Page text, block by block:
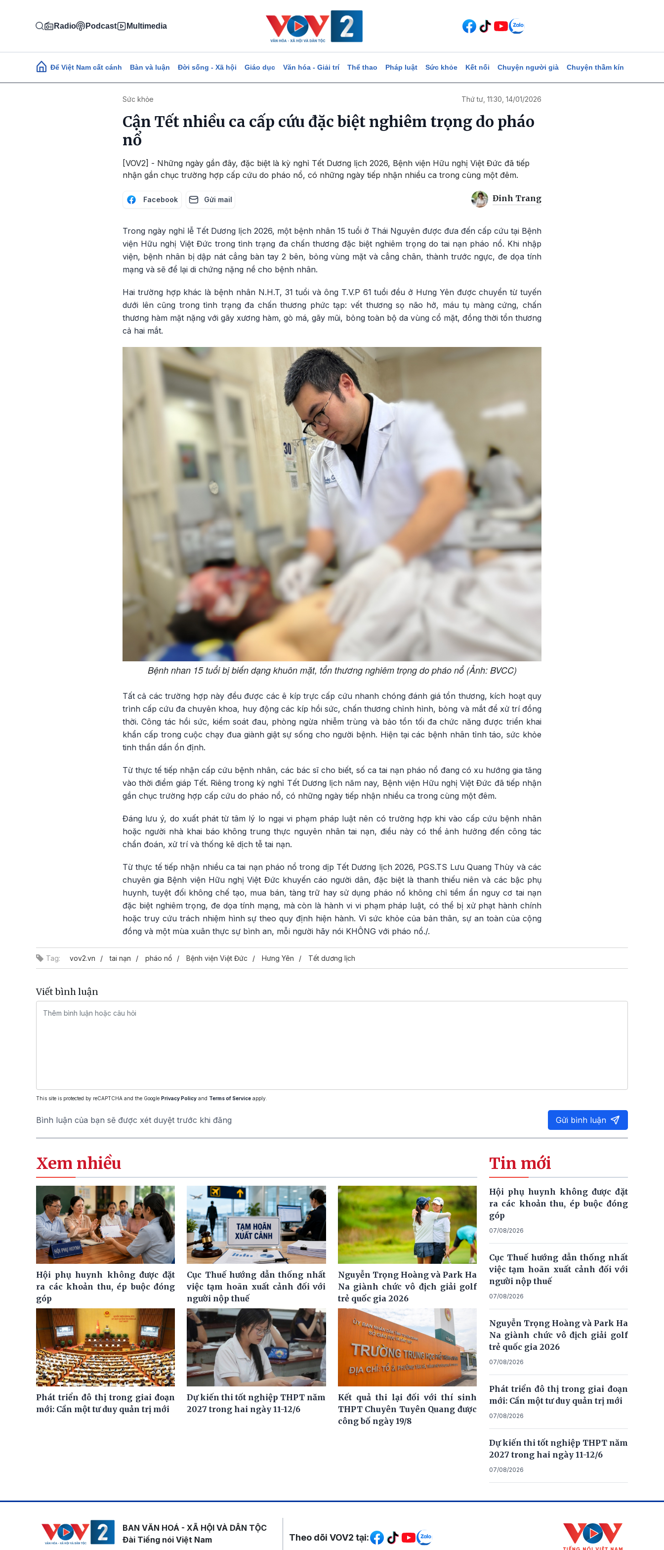
Radio Podcast Multimedia
Main navigation
Để Việt Nam cất cánh Bàn và luận Đời sống - Xã hội Giáo dục Văn hóa - Giải trí Thể thao Pháp luật Sức khỏe Kết nối Chuyện người già Chuyện thầm kín
Sức khỏe Thứ tư, 11:30, 14/01/2026
Cận Tết nhiều ca cấp cứu đặc biệt nghiêm trọng do pháo
nổ
[VOV2] - Những ngày gần đây, đặc biệt là kỳ nghỉ Tết Dương lịch 2026, Bệnh viện Hữu nghị Việt Đức đã tiếp
nhận gần chục trường hợp cấp cứu do pháo nổ, có những ngày tiếp nhận nhiều ca trong cùng một đêm.
Facebook Gửi mail Đinh Trang
Trong ngày nghỉ lễ Tết Dương lịch 2026, một bệnh nhân 15 tuổi ở Thái Nguyên được đưa đến cấp cứu tại Bệnh
viện Hữu nghị Việt Đức trong tình trạng đa chấn thương đặc biệt nghiêm trọng do tai nạn pháo nổ. Khi nhập
viện, bệnh nhân bị dập nát cẳng bàn tay 2 bên, bỏng vùng mặt và cẳng chân, thành trước ngực, đe dọa tính
mạng và sẽ để lại di chứng nặng nề cho bệnh nhân.
Hai trường hợp khác là bệnh nhân N.H.T, 31 tuổi và ông T.V.P 61 tuổi đều ở Hưng Yên được chuyển từ tuyến
dưới lên cũng trong tình trạng đa chấn thương phức tạp: vết thương sọ não hở, máu tụ màng cứng, chấn
thương hàm mặt nặng với gãy xương hàm, gò má, gãy mũi, bỏng toàn bộ da vùng cổ mặt, đồng thời tổn thương
cả hai mắt.
Bệnh nhan 15 tuổi bị biến dạng khuôn mặt, tổn thương nghiêm trọng do pháo nổ (Ảnh: BVCC)
Tất cả các trường hợp này đều được các ê kíp trực cấp cứu nhanh chóng đánh giá tổn thương, kích hoạt quy
trình cấp cứu đa chuyên khoa, huy động các kíp hồi sức, chấn thương chỉnh hình, bỏng và mắt để xử trí đồng
thời. Công tác hồi sức, kiểm soát đau, phòng ngừa nhiễm trùng và bảo tồn tối đa chức năng được triển khai
khẩn cấp trong cuộc chạy đua giành giật sự sống cho người bệnh. Hiện tại các bệnh nhân tỉnh táo, sức khỏe
tinh thần dần ổn định.
Từ thực tế tiếp nhận cấp cứu bệnh nhân, các bác sĩ cho biết, số ca tai nạn pháo nổ đang có xu hướng gia tăng
vào thời điểm giáp Tết. Riêng trong kỳ nghỉ Tết Dương lịch năm nay, Bệnh viện Hữu nghị Việt Đức đã tiếp nhận
gần chục trường hợp cấp cứu do pháo nổ, có những ngày tiếp nhận nhiều ca trong cùng một đêm.
Đáng lưu ý, do xuất phát từ tâm lý lo ngại vi phạm pháp luật nên có trường hợp khi vào cấp cứu bệnh nhân
hoặc người nhà khai báo không trung thực nguyên nhân tai nạn, điều này có thể ảnh hưởng đến công tác
chẩn đoán, xử trí và thống kê dịch tễ tai nạn.
Từ thực tế tiếp nhận nhiều ca tai nạn pháo nổ trong dịp Tết Dương lịch 2026, PGS.TS Lưu Quang Thùy và các
chuyên gia Bệnh viện Hữu nghị Việt Đức khuyến cáo người dân, đặc biệt là thanh thiếu niên và các bậc phụ
huynh, tuyệt đối không chế tạo, mua bán, tàng trữ hay sử dụng pháo nổ không chỉ tiềm ẩn nguy cơ tai nạn
đặc biệt nghiêm trọng, đe dọa tính mạng, mà còn là hành vi vi phạm pháp luật, có thể bị xử phạt hành chính
hoặc truy cứu trách nhiệm hình sự theo quy định hiện hành. Vì sức khỏe của bản thân, sự an toàn của cộng
đồng và một mùa xuân thực sự bình an, mỗi người hãy nói KHÔNG với pháo nổ./.
Tag: vov2.vn tai nạn pháo nổ Bệnh viện Việt Đức Hưng Yên Tết dương lịch
Viết bình luận
This site is protected by reCAPTCHA and the Google Privacy Policy and Terms of Service apply.
Bình luận của bạn sẽ được xét duyệt trước khi đăng Gửi bình luận
Xem nhiều
Hội phụ huynh không được đặt
ra các khoản thu, ép buộc đóng
góp
Cục Thuế hướng dẫn thống nhất
việc tạm hoãn xuất cảnh đối với
người nộp thuế
Nguyễn Trọng Hoàng và Park Ha
Na giành chức vô địch giải golf
trẻ quốc gia 2026
Phát triển đô thị trong giai đoạn
mới: Cần một tư duy quản trị mới
Dự kiến thi tốt nghiệp THPT năm
2027 trong hai ngày 11-12/6
Kết quả thi lại đối với thí sinh
THPT Chuyên Tuyên Quang được
công bố ngày 19/8
Tin mới
Hội phụ huynh không được đặt
ra các khoản thu, ép buộc đóng
góp
07/08/2026
Cục Thuế hướng dẫn thống nhất
việc tạm hoãn xuất cảnh đối với
người nộp thuế
07/08/2026
Nguyễn Trọng Hoàng và Park Ha
Na giành chức vô địch giải golf
trẻ quốc gia 2026
07/08/2026
Phát triển đô thị trong giai đoạn
mới: Cần một tư duy quản trị mới
07/08/2026
Dự kiến thi tốt nghiệp THPT năm
2027 trong hai ngày 11-12/6
07/08/2026
BAN VĂN HOÁ - XÃ HỘI VÀ DÂN TỘC
Đài Tiếng nói Việt Nam
Mạng xã hội
Theo dõi VOV2 tại: